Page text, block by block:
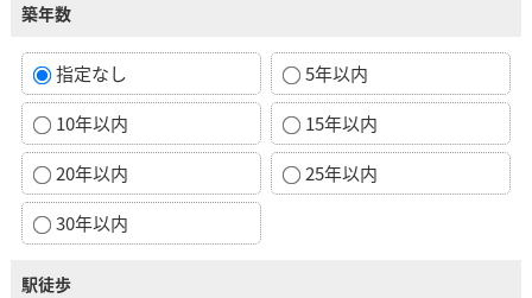
築年数
指定なし
5年以内
10年以内
15年以内
20年以内
25年以内
30年以内
駅徒歩